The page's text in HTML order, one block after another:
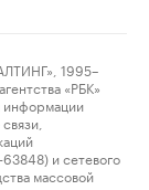
1995–
«РБК»
информации
и сетевого
массовой